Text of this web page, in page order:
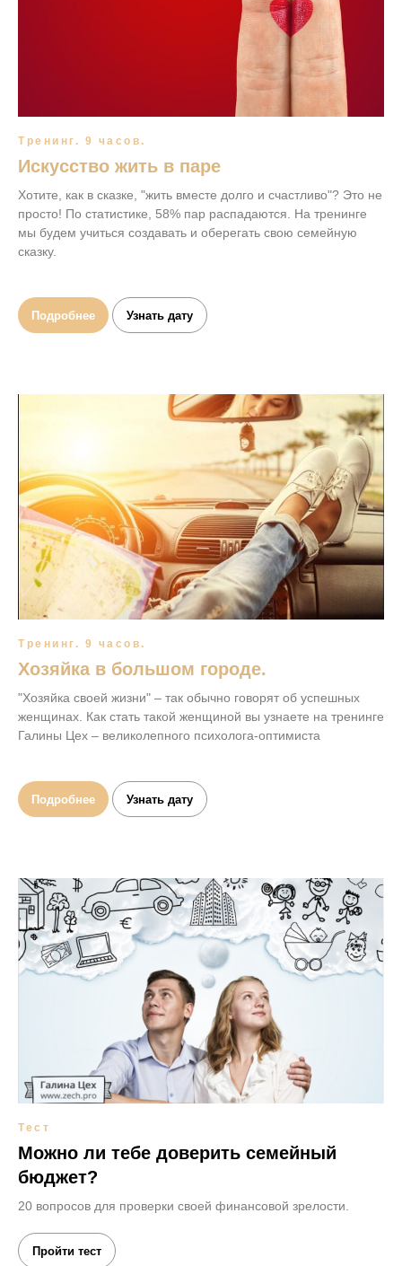
Тренинг. 9 часов.
Искусство жить в паре
Хотите, как в сказке, "жить вместе долго и счастливо"? Это не
просто! По статистике, 58% пар распадаются. На тренинге
мы будем учиться создавать и оберегать свою семейную
сказку.
Подробнее Узнать дату
Тренинг. 9 часов.
Хозяйка в большом городе.
"Хозяйка своей жизни" – так обычно говорят об успешных
женщинах. Как стать такой женщиной вы узнаете на тренинге
Галины Цех – великолепного психолога-оптимиста
Подробнее Узнать дату
Тест
Можно ли тебе доверить семейный
бюджет?
20 вопросов для проверки своей финансовой зрелости.
Пройти тест